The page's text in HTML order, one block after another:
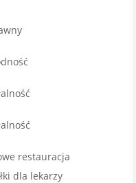
restauracja
dla lekarzy